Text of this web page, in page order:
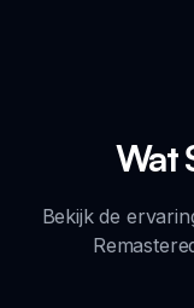
Wat
Bekijk de